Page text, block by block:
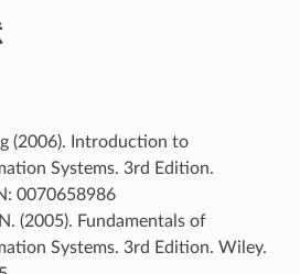
(2006). Introduction to
Systems. 3rd Edition.
0070658986
(2005). Fundamentals of
Systems. 3rd Edition. Wiley.